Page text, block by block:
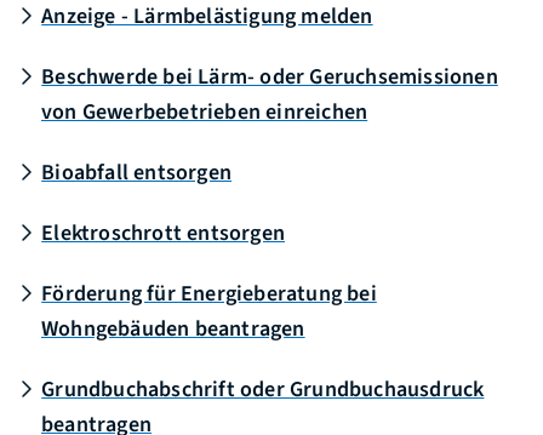
Anzeige - Lärmbelästigung melden
Beschwerde bei Lärm- oder Geruchsemissionen
von Gewerbebetrieben einreichen
Bioabfall entsorgen
Elektroschrott entsorgen
Förderung für Energieberatung bei
Wohngebäuden beantragen
Grundbuchabschrift oder Grundbuchausdruck
beantragen